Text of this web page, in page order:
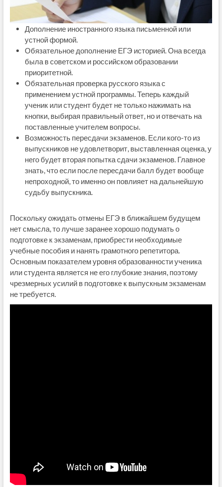
Дополнение иностранного языка письменной или
устной формой.
Обязательное дополнение ЕГЭ историей. Она всегда
была в советском и российском образовании
приоритетной.
Обязательная проверка русского языка с
применением устной программы. Теперь каждый
ученик или студент будет не только нажимать на
кнопки, выбирая правильный ответ, но и отвечать на
поставленные учителем вопросы.
Возможность пересдачи экзаменов. Если кого-то из
выпускников не удовлетворит, выставленная оценка, у
него будет вторая попытка сдачи экзаменов. Главное
знать, что если после пересдачи балл будет вообще
непроходной, то именно он повлияет на дальнейшую
судьбу выпускника.
Поскольку ожидать отмены ЕГЭ в ближайшем будущем
нет смысла, то лучше заранее хорошо подумать о
подготовке к экзаменам, приобрести необходимые
учебные пособия и нанять грамотного репетитора.
Основным показателем уровня образованности ученика
или студента является не его глубокие знания, поэтому
чрезмерных усилий в подготовке к выпускным экзаменам
не требуется.